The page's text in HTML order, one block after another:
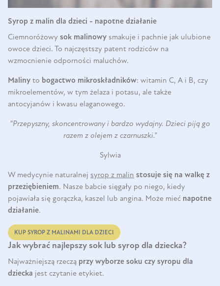
Syrop z malin dla dzieci - napotne działanie
Ciemnoróżowy sok malinowy smakuje i pachnie jak ulubione
owoce dzieci. To najczęstszy patent rodziców na
wzmocnienie odporności maluchów.
Maliny to bogactwo mikroskładników: witamin C, A i B, czy
mikroelementów, w tym żelaza i potasu, ale także
antocyjanów i kwasu elaganowego.
"Przepyszny, skoncentrowany i bardzo wydajny. Dzieci piją go
razem z olejem z czarnuszki."
Sylwia
W medycynie naturalnej syrop z malin stosuje się na walkę z
przeziębieniem. Nasze babcie sięgały po niego, kiedy
pojawiała się gorączka, kaszel lub angina. Może mieć napotne
działanie.
KUP SYROP Z MALINAMI DLA DZIECI
Jak wybrać najlepszy sok lub syrop dla dziecka?
Najważniejszą rzeczą przy wyborze soku czy syropu dla
dziecka jest czytanie etykiet.